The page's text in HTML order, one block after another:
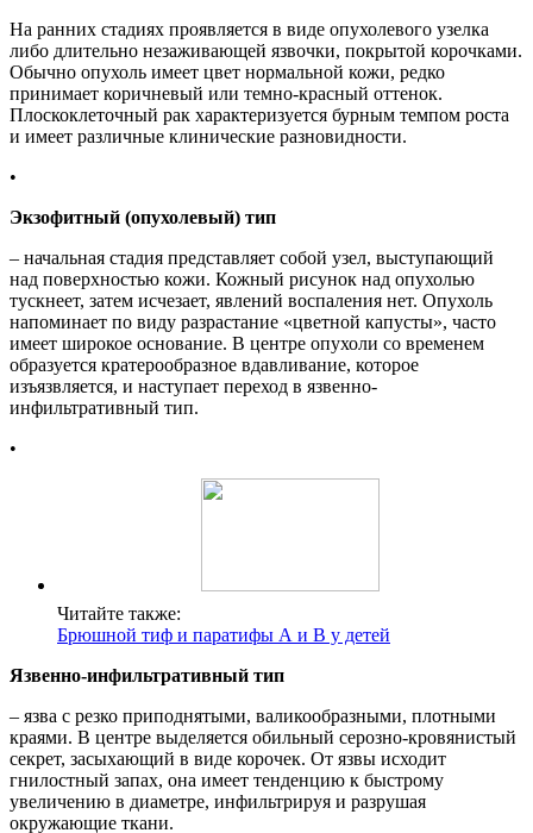
На ранних стадиях проявляется в виде опухолевого узелка
либо длительно незаживающей язвочки, покрытой корочками.
Обычно опухоль имеет цвет нормальной кожи, редко
принимает коричневый или темно-красный оттенок.
Плоскоклеточный рак характеризуется бурным темпом роста
и имеет различные клинические разновидности.
•
Экзофитный (опухолевый) тип
– начальная стадия представляет собой узел, выступающий
над поверхностью кожи. Кожный рисунок над опухолью
тускнеет, затем исчезает, явлений воспаления нет. Опухоль
напоминает по виду разрастание «цветной капусты», часто
имеет широкое основание. В центре опухоли со временем
образуется кратерообразное вдавливание, которое
изъязвляется, и наступает переход в язвенно-
инфильтративный тип.
•
Читайте также:
Брюшной тиф и паратифы А и В у детей
Язвенно-инфильтративный тип
– язва с резко приподнятыми, валикообразными, плотными
краями. В центре выделяется обильный серозно-кровянистый
секрет, засыхающий в виде корочек. От язвы исходит
гнилостный запах, она имеет тенденцию к быстрому
увеличению в диаметре, инфильтрируя и разрушая
окружающие ткани.